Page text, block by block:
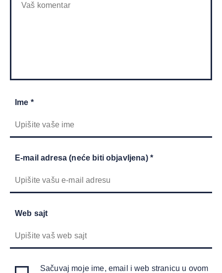
Ime *
E-mail adresa (neće biti objavljena) *
Web sajt
Sačuvaj moje ime, email i web stranicu u ovom